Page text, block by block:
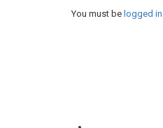
You must be logged in